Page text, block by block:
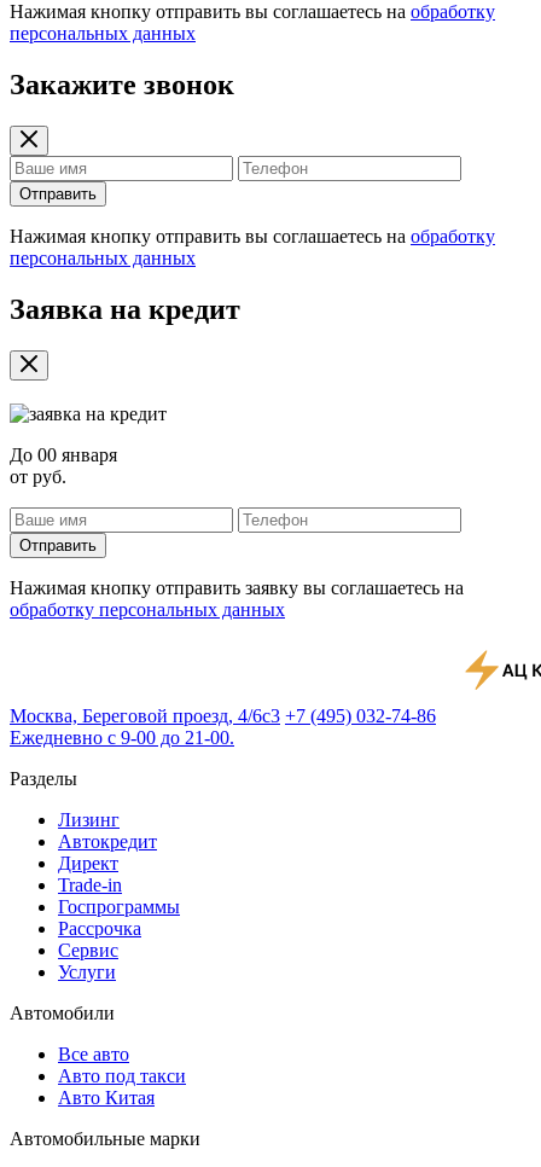
Нажимая кнопку отправить вы соглашаетесь на обработку
персональных данных
Закажите звонок
Отправить
Нажимая кнопку отправить вы соглашаетесь на обработку
персональных данных
Заявка на кредит
До 00 января
от руб.
Отправить
Нажимая кнопку отправить заявку вы соглашаетесь на
обработку персональных данных
Москва, Береговой проезд, 4/6с3 +7 (495) 032-74-86
Ежедневно с 9-00 до 21-00.
Разделы
Лизинг
Автокредит
Директ
Trade-in
Госпрограммы
Рассрочка
Сервис
Услуги
Автомобили
Все авто
Авто под такси
Авто Китая
Автомобильные марки